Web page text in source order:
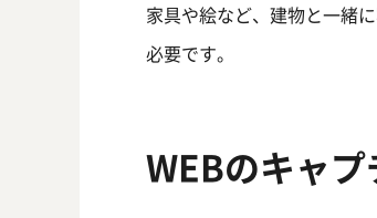
家具や絵など、建物と一緒
必要です。
WEBのキャ